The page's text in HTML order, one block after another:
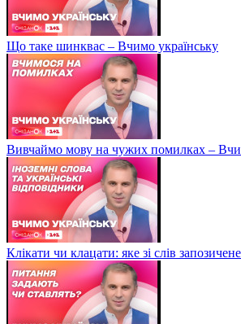
Що таке шинквас – Вчимо українську
Вивчаймо мову на чужих помилках –
Клікати чи клацати: яке зі слів